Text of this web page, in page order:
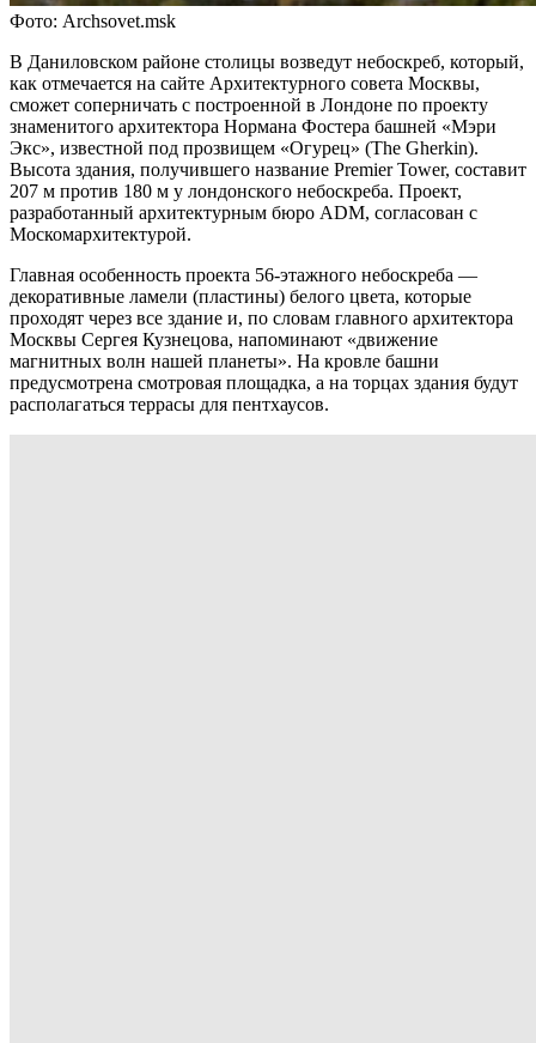
Фото: Archsovet.msk
В Даниловском районе столицы возведут небоскреб, который,
как отмечается на сайте Архитектурного совета Москвы,
сможет соперничать с построенной в Лондоне по проекту
знаменитого архитектора Нормана Фостера башней «Мэри
Экс», известной под прозвищем «Огурец» (The Gherkin).
Высота здания, получившего название Premier Tower, составит
207 м против 180 м у лондонского небоскреба. Проект,
разработанный архитектурным бюро ADM, согласован с
Москомархитектурой.
Главная особенность проекта 56-этажного небоскреба —
декоративные ламели (пластины) белого цвета, которые
проходят через все здание и, по словам главного архитектора
Москвы Сергея Кузнецова, напоминают «движение
магнитных волн нашей планеты». На кровле башни
предусмотрена смотровая площадка, а на торцах здания будут
располагаться террасы для пентхаусов.